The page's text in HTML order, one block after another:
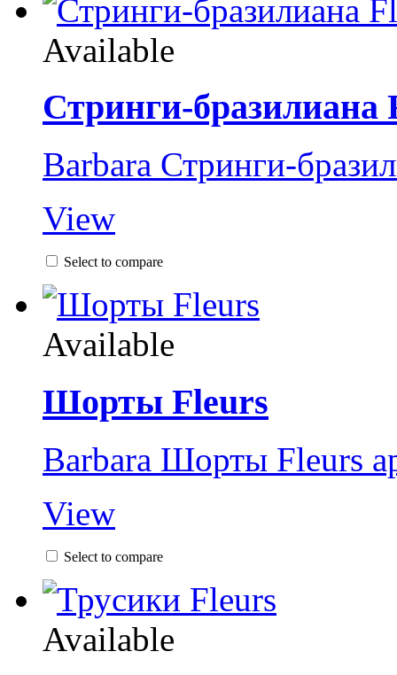
Available
Стринги-бразилиана
Barbara Стринги-
View
Select to compare
Available
Шорты Fleurs
Barbara Шорты Fleurs
View
Select to compare
Available